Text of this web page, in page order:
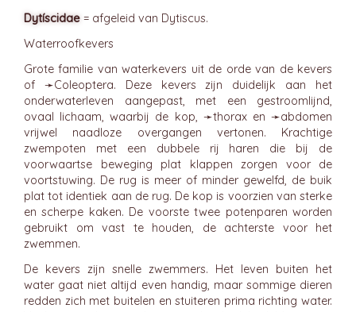
Dytíscidae = afgeleid van Dytiscus.
Waterroofkevers
Grote familie van waterkevers uit de orde van de kevers
of ➛Coleoptera. Deze kevers zijn duidelijk aan het
onderwaterleven aangepast, met een gestroomlijnd,
ovaal lichaam, waarbij de kop, ➛thoraxen ➛abdomen
vrijwel naadloze overgangen vertonen. Krachtige
zwempoten met een dubbele rij haren die bij de
voorwaartse beweging plat klappen zorgen voor de
voortstuwing. De rug is meer of minder gewelfd, de buik
plat tot identiek aan de rug. De kop is voorzien van sterke
en scherpe kaken. De voorste twee potenparen worden
gebruikt om vast te houden, de achterste voor het
zwemmen.
De kevers zijn snelle zwemmers. Het leven buiten het
water gaat niet altijd even handig, maar sommige dieren
redden zich met buitelen en stuiteren prima richting water.